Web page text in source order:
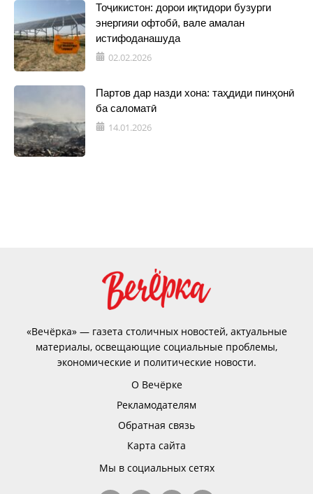
Тоҷикистон: дорои иқтидори бузурги
энергияи офтобӣ, вале амалан
истифоданашуда
02.02.2026
Партов дар назди хона: таҳдиди пинҳонӣ
ба саломатӣ
14.01.2026
«Вечёрка» — газета столичных новостей, актуальные
материалы, освещающие социальные проблемы,
экономические и политические новости.
О Вечёрке
Рекламодателям
Обратная связь
Карта сайта
Мы в социальных сетях